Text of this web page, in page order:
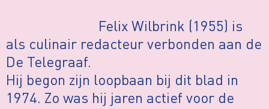
Felix Wilbrink (1955) is
als culinair redacteur verbonden aan de
De Telegraaf.
Hij begon zijn loopbaan bij dit blad in
1974. Zo was hij jaren actief voor de